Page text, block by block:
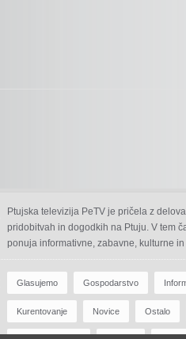
Ptujska televizija PeTV je pričela z
pridobitvah in dogodkih na Ptuju. V tem
ponuja informativne, zabavne, kulturne in
Glasujemo Gospodarstvo
Kurentovanje Novice Ostalo